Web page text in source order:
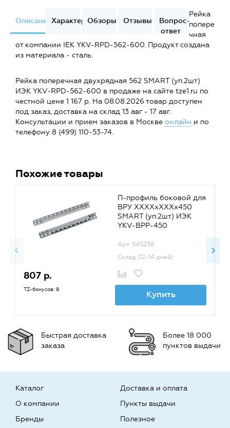
ОписаниеХарактеристики
Обзоры Отзывы
Вопрос-
ответ
Рейка
попере
чная
от компании IEK YKV-RPD-562-600. Продукт создана
из материала - сталь.
Рейка поперечная двухрядная 562 SMART (уп.2шт)
ИЭК YKV-RPD-562-600 в продаже на сайте tze1.ru по
честной цене 1 167 р. На 08.08.2026 товар доступен
под заказ, доставка на склад 13 авг - 17 авг.
Консультации и прием заказов в Москве онлайн и по
телефону 8 (499) 110-53-74.
Похожие товары
П-профиль боковой для
ВРУ ХХХХхХХХх450
SMART (уп.2шт) ИЭК
YKV-BPP-450
Арт. 545238
Склад (12-14 дней)
807 р.
TZ-бонусов: 8 Купить
Быстрая доставка
заказа
Более 18 000
пунктов выдачи
Каталог
О компании
Бренды
Доставка и оплата
Пункты выдачи
Полезное